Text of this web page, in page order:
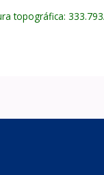
topográfica: